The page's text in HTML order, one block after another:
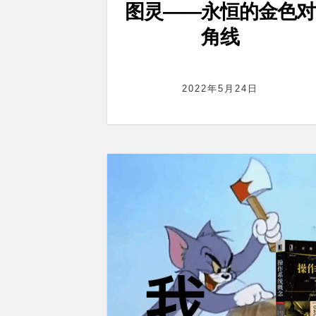
图灵——永恒的金色对
角线
2022年5月24日